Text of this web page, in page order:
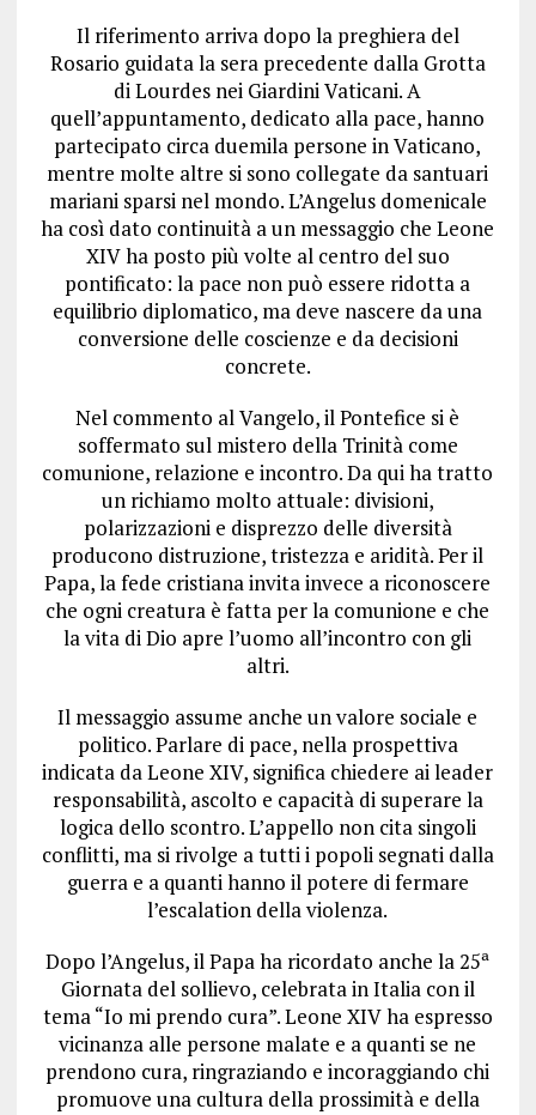
Il riferimento arriva dopo la preghiera del
Rosario guidata la sera precedente dalla Grotta
di Lourdes nei Giardini Vaticani. A
quell’appuntamento, dedicato alla pace, hanno
partecipato circa duemila persone in Vaticano,
mentre molte altre si sono collegate da santuari
mariani sparsi nel mondo. L’Angelus domenicale
ha così dato continuità a un messaggio che Leone
XIV ha posto più volte al centro del suo
pontificato: la pace non può essere ridotta a
equilibrio diplomatico, ma deve nascere da una
conversione delle coscienze e da decisioni
concrete.
Nel commento al Vangelo, il Pontefice si è
soffermato sul mistero della Trinità come
comunione, relazione e incontro. Da qui ha tratto
un richiamo molto attuale: divisioni,
polarizzazioni e disprezzo delle diversità
producono distruzione, tristezza e aridità. Per il
Papa, la fede cristiana invita invece a riconoscere
che ogni creatura è fatta per la comunione e che
la vita di Dio apre l’uomo all’incontro con gli
altri.
Il messaggio assume anche un valore sociale e
politico. Parlare di pace, nella prospettiva
indicata da Leone XIV, significa chiedere ai leader
responsabilità, ascolto e capacità di superare la
logica dello scontro. L’appello non cita singoli
conflitti, ma si rivolge a tutti i popoli segnati dalla
guerra e a quanti hanno il potere di fermare
l’escalation della violenza.
Dopo l’Angelus, il Papa ha ricordato anche la 25ª
Giornata del sollievo, celebrata in Italia con il
tema “Io mi prendo cura”. Leone XIV ha espresso
vicinanza alle persone malate e a quanti se ne
prendono cura, ringraziando e incoraggiando chi
promuove una cultura della prossimità e della